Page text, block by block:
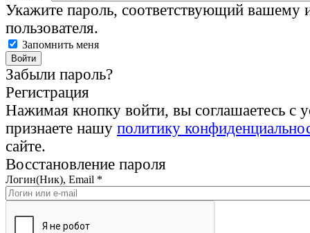
Укажите пароль, соответствующий вашему
пользователя.
Запомнить меня
Забыли пароль?
Регистрация
Нажимая кнопку войти, вы соглашаетесь с
признаете нашу политику
сайте.
Восстановление пароля
Логин(Ник), Email *